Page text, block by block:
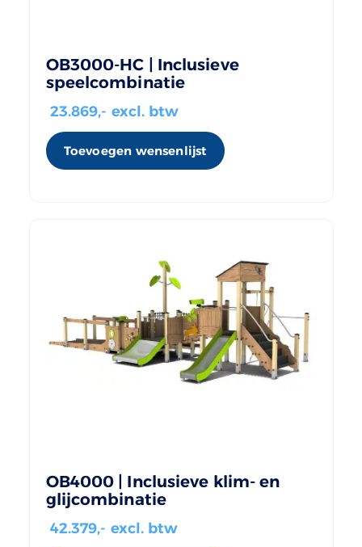
OB3000-HC | Inclusieve
speelcombinatie
23.869,- excl. btw
Toevoegen wensenlijst
OB4000 | Inclusieve klim- en
glijcombinatie
42.379,- excl. btw